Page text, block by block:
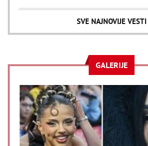
SVE NAJNOVIJE VESTI
GALERIJE